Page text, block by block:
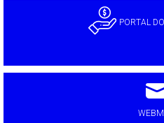
PORTAL